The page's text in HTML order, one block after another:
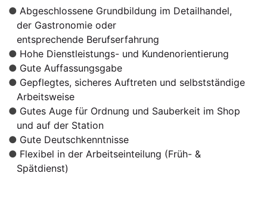
Abgeschlossene Grundbildung im Detailhandel,
der Gastronomie oder
entsprechende Berufserfahrung
Hohe Dienstleistungs- und Kundenorientierung
Gute Auffassungsgabe
Gepflegtes, sicheres Auftreten und selbstständige
Arbeitsweise
Gutes Auge für Ordnung und Sauberkeit im Shop
und auf der Station
Gute Deutschkenntnisse
Flexibel in der Arbeitseinteilung (Früh- &
Spätdienst)